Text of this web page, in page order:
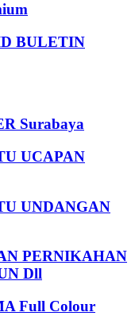
BULETIN
Surabaya
UCAPAN
UNDANGAN
PERNIKAHAN
Dll
Full Colour